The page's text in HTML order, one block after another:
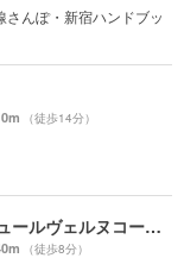
んぽ・新宿ハンドブッ
（徒歩14分）
JULES VERNE COFFEE （ジュールヴェルヌコーヒー）
（徒歩8分）